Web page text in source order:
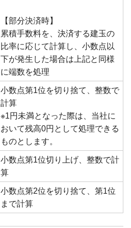
【部分決済時】
累積手数料を、決済する建玉の
比率に応じて計算し、小数点以
下が発生した場合は上記と同様
に端数を処理
小数点第1位を切り捨て、整数で
計算
※1円未満となった際は、当社に
おいて残高0円として処理できる
ものとします。
小数点第1位切り上げ、整数で計
算
小数点第2位を切り捨て、第1位
まで計算